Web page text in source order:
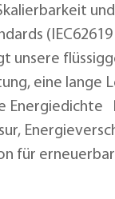
unsere
eine lange
Energiedichte
für